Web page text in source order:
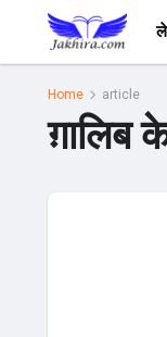
Home article